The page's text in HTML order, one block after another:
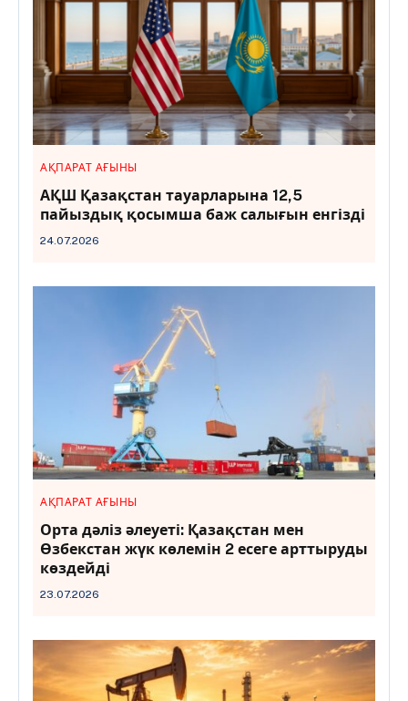
АҚПАРАТ АҒЫНЫ
АҚШ Қазақстан тауарларына 12,5
пайыздық қосымша баж салығын енгізді
24.07.2026
АҚПАРАТ АҒЫНЫ
Орта дәліз әлеуеті: Қазақстан мен
Өзбекстан жүк көлемін 2 есеге арттыруды
көздейді
23.07.2026